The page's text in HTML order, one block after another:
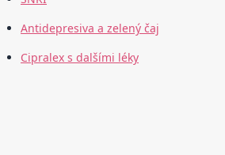
Antidepresiva a zelený čaj
Cipralex s dalšími léky